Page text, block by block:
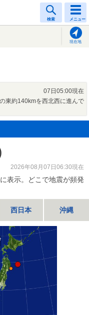
検索 メニュー
現在地
07日05:00現在
東約140kmを西北西に進んで
2026年08月07日06:30現在
表示。どこで地震が頻発
西日本 沖縄